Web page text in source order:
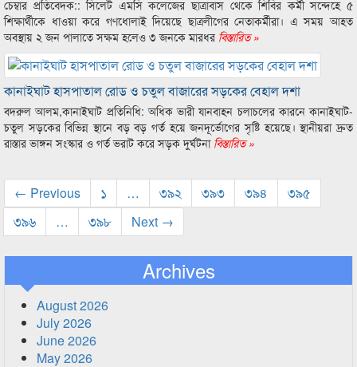
চেম্বার প্রতিবেদক:: সিলেট এমসি কলেজের ছাত্রাবাস থেকে শিবির কর্মী সন্দেহে ৫
শিক্ষার্থীকে ধাওয়া করে গণধোলাই দিয়েছে ছাত্রলীগের নেতাকর্মীরা। এ সময় আহত
অবস্থায় ২ জন পালাতে সক্ষম হলেও ৩ জনকে মারধর বিস্তারিত »
কানাইঘাট হাসপাতাল রোড ও চতুল বাজারের সড়কের বেহাল দশা
বদরুল আলম,কানাইঘাট প্রতিনিধি: অধিক ভারী যানবাহন চলাচলের কারনে কানাইঘাট-
চতুল সড়কের বিভিন্ন স্থানে বড় বড় গর্ত হয়ে জনদূর্ভোগের সৃষ্টি হয়েছে। স্থানীয়রা দ্রুত
রাস্তার ভাঙ্গন সংস্কার ও গর্ত ভরাট করে সড়ক দুর্ঘটনাবিস্তারিত »
← Previous ১ … ৩৯২ ৩৯৩ ৩৯৪
৩৯৫
৩৯৬
… ৩৯৮ Next →
Archives
August 2026
July 2026
June 2026
May 2026